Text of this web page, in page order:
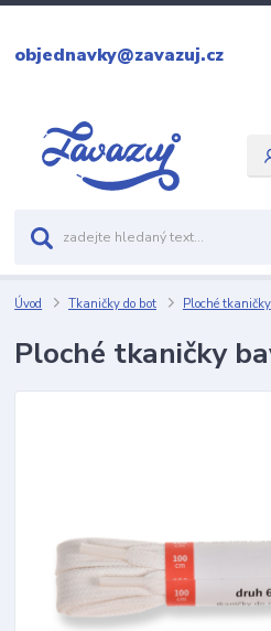
objednavky@zavazuj.cz
Úvod Tkaničky do bot Ploché tkaničky
Ploché tkaničky